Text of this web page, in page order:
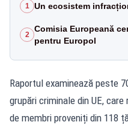
1 Un ecosistem
2
Comisia Europeană
pentru Europol
Raportul examinează peste
grupări criminale din UE,
de membri proveniți din 118